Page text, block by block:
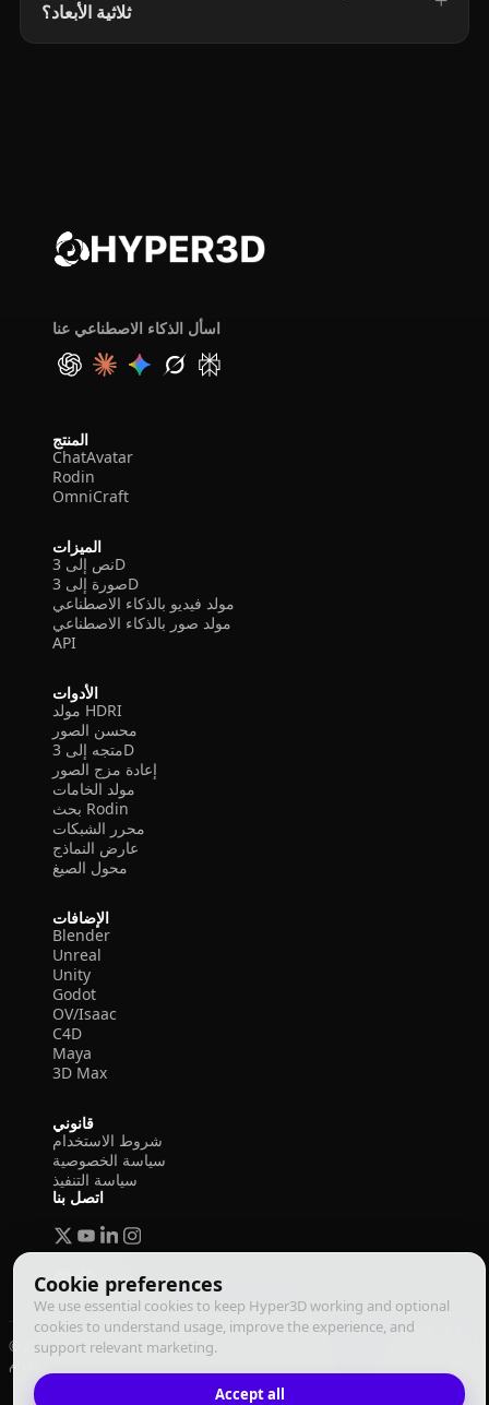
Cookie preferences
We use essential cookies to keep Hyper3D working and optional
cookies to understand usage, improve the experience, and
support relevant marketing.
Accept all
ثلاثية الأبعاد؟
اسأل الذكاء الاصطناعي عنا
المنتج
ChatAvatar
Rodin
OmniCraft
الميزات
نص إلى 3D
صورة إلى 3D
مولد فيديو بالذكاء الاصطناعي
مولد صور بالذكاء الاصطناعي
API
الأدوات
مولد HDRI
محسن الصور
متجه إلى 3D
إعادة مزج الصور
مولد الخامات
بحث Rodin
محرر الشبكات
عارض النماذج
محول الصيغ
الإضافات
Blender
Unreal
Unity
Godot
OV/Isaac
C4D
Maya
3D Max
قانوني
شروط الاستخدام
سياسة الخصوصية
سياسة التنفيذ
اتصل بنا
© 2026 Deemos Corporation. جميع الحقوق محفوظة
شروط الاستخدام
العربية